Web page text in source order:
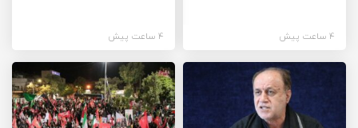
4 ساعت پیش 4 ساعت پیش